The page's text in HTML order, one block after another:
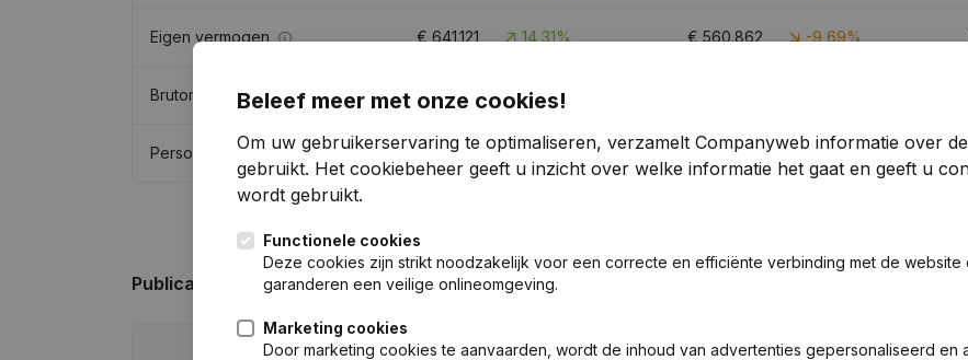
Eigen vermogen € 641.121 14,31% € 560.862 -9,69%
Brutomarge €4.756.616 4,58%
Personeel 127,1 132,2
Publicaties van Van Cauteren
Publicatie
Beleef meer met onze cookies!
Om uw gebruikerservaring te optimaliseren, verzamelt Companyweb informatie over
gebruikt. Het cookiebeheer geeft u inzicht over welke informatie het gaat en geeft u
wordt gebruikt.
Functionele cookies
Deze cookies zijn strikt noodzakelijk voor een correcte en efficiënte verbinding met de website
garanderen een veilige onlineomgeving.
Marketing cookies
Door marketing cookies te aanvaarden, wordt de inhoud van advertenties gepersonaliseerd en